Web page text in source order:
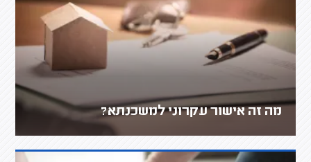
מה זה אישור עקרוני למשכנתא?